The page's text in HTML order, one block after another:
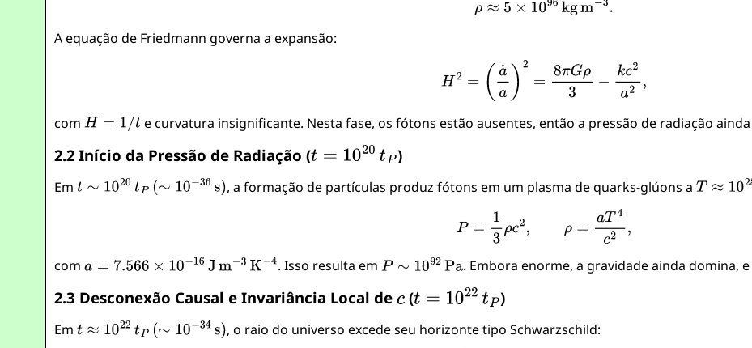
A equação de Friedmann governa a expansão:
com e curvatura insignificante. Nesta fase, os fótons estão ausentes, então a pressão de radiação
2.2 Início da Pressão de Radiação ( )
Em , a formação de partículas produz fótons em um plasma de quarks-glúons a
com . Isso resulta em . Embora enorme, a gravidade ainda domina,
2.3 Desconexão Causal e Invariância Local de ( )
Em , o raio do universo excede seu horizonte tipo Schwarzschild: